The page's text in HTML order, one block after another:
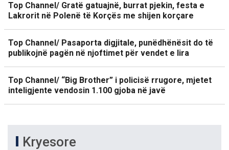
Top Channel/ Gratë gatuajnë, burrat pjekin, festa e
Lakrorit në Polenë të Korçës me shijen korçare
Top Channel/ Pasaporta digjitale, punëdhënësit do të
publikojnë pagën në njoftimet për vendet e lira
Top Channel/ “Big Brother” i policisë rrugore, mjetet
inteligjente vendosin 1.100 gjoba në javë
Kryesore